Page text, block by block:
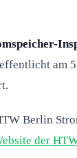
am
Berlin
der